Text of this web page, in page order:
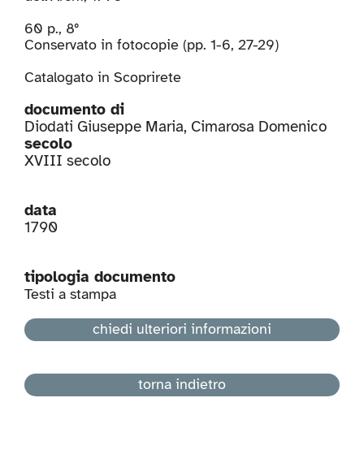
60 p., 8°
Conservato in fotocopie (pp. 1-6, 27-29)
Catalogato in Scoprirete
documento di
Diodati Giuseppe Maria, Cimarosa Domenico
secolo
XVIII secolo
data
1790
tipologia documento
Testi a stampa
chiedi ulteriori informazioni
torna indietro